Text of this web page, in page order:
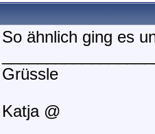
So ähnlich ging es
Grüssle
Katja @